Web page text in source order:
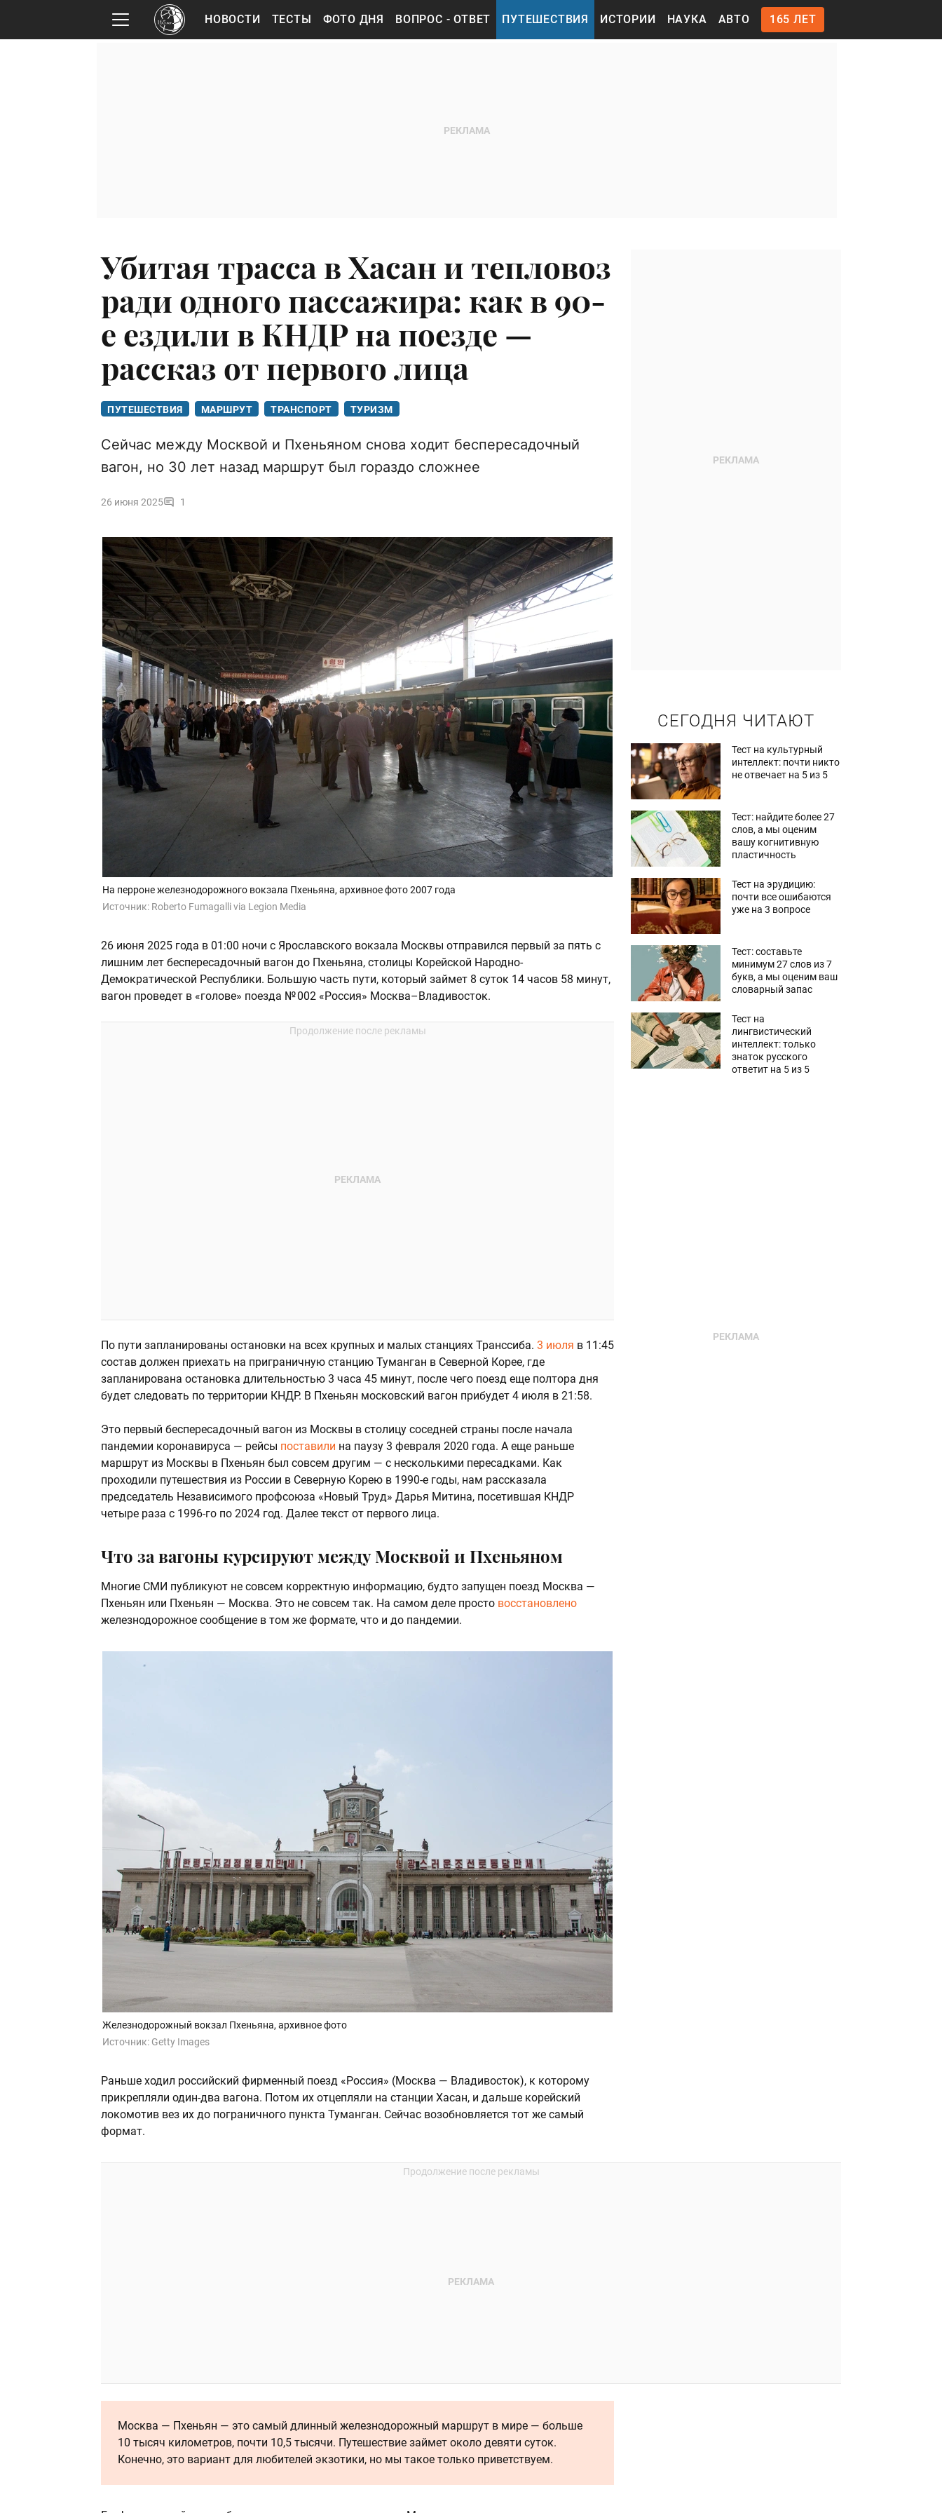
НОВОСТИ ТЕСТЫ ФОТО ДНЯ ВОПРОС - ОТВЕТ ПУТЕШЕСТВИЯ ИСТОРИИ НАУКА АВТО 165 ЛЕТ
Убитая трасса в Хасан и тепловоз
ради одного пассажира: как в 90-
е ездили в КНДР на поезде —
рассказ от первого лица
ПУТЕШЕСТВИЯ МАРШРУТ ТРАНСПОРТ ТУРИЗМ
Сейчас между Москвой и Пхеньяном снова ходит беспересадочный
вагон, но 30 лет назад маршрут был гораздо сложнее
26 июня 2025 1
На перроне железнодорожного вокзала Пхеньяна, архивное фото 2007 года
Источник: Roberto Fumagalli via Legion Media
26 июня 2025 года в 01:00 ночи с Ярославского вокзала Москвы отправился первый за пять с
лишним лет беспересадочный вагон до Пхеньяна, столицы Корейской Народно-
Демократической Республики. Большую часть пути, который займет 8 суток 14 часов 58 минут,
вагон проведет в «голове» поезда № 002 «Россия» Москва–Владивосток.
По пути запланированы остановки на всех крупных и малых станциях Транссиба. 3 июля в 11:45
состав должен приехать на приграничную станцию Туманган в Северной Корее, где
запланирована остановка длительностью 3 часа 45 минут, после чего поезд еще полтора дня
будет следовать по территории КНДР. В Пхеньян московский вагон прибудет 4 июля в 21:58.
Это первый беспересадочный вагон из Москвы в столицу соседней страны после начала
пандемии коронавируса — рейсы поставили на паузу 3 февраля 2020 года. А еще раньше
маршрут из Москвы в Пхеньян был совсем другим — с несколькими пересадками. Как
проходили путешествия из России в Северную Корею в 1990-е годы, нам рассказала
председатель Независимого профсоюза «Новый Труд» Дарья Митина, посетившая КНДР
четыре раза с 1996-го по 2024 год. Далее текст от первого лица.
Что за вагоны курсируют между Москвой и Пхеньяном
Многие СМИ публикуют не совсем корректную информацию, будто запущен поезд Москва —
Пхеньян или Пхеньян — Москва. Это не совсем так. На самом деле просто восстановлено
железнодорожное сообщение в том же формате, что и до пандемии.
Железнодорожный вокзал Пхеньяна, архивное фото
Источник: Getty Images
Раньше ходил российский фирменный поезд «Россия» (Москва — Владивосток), к которому
прикрепляли один-два вагона. Потом их отцепляли на станции Хасан, и дальше корейский
локомотив вез их до пограничного пункта Туманган. Сейчас возобновляется тот же самый
формат.
Москва — Пхеньян — это самый длинный железнодорожный маршрут в мире — больше
10 тысяч километров, почти 10,5 тысячи. Путешествие займет около девяти суток.
Конечно, это вариант для любителей экзотики, но мы такое только приветствуем.
СЕГОДНЯ ЧИТАЮТ
Тест на культурный
интеллект: почти никто
не отвечает на 5 из 5
Тест: найдите более 27
слов, а мы оценим
вашу когнитивную
пластичность
Тест на эрудицию:
почти все ошибаются
уже на 3 вопросе
Тест: составьте
минимум 27 слов из 7
букв, а мы оценим ваш
словарный запас
Тест на
лингвистический
интеллект: только
знаток русского
ответит на 5 из 5